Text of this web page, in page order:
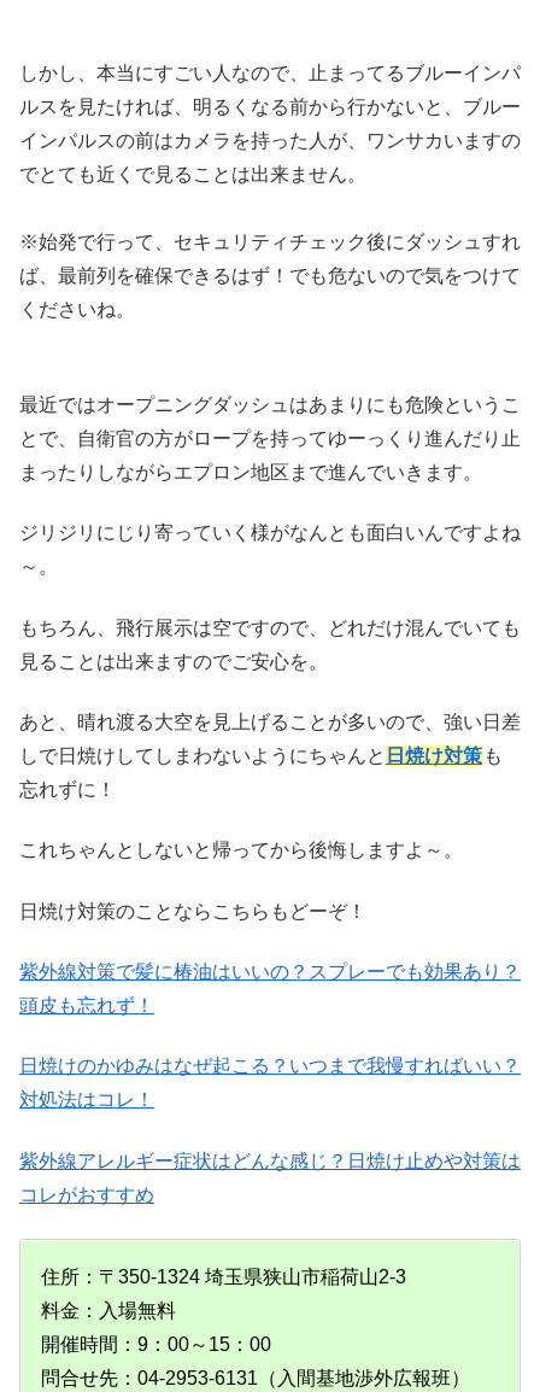
しかし、本当にすごい人なので、止まってるブルーインパ
ルスを見たければ、明るくなる前から行かないと、ブルー
インパルスの前はカメラを持った人が、ワンサカいますの
でとても近くで見ることは出来ません。
※始発で行って、セキュリティチェック後にダッシュすれ
ば、最前列を確保できるはず！でも危ないので気をつけて
くださいね。
最近ではオープニングダッシュはあまりにも危険というこ
とで、自衛官の方がロープを持ってゆーっくり進んだり止
まったりしながらエプロン地区まで進んでいきます。
ジリジリにじり寄っていく様がなんとも面白いんですよね
～。
もちろん、飛行展示は空ですので、どれだけ混んでいても
見ることは出来ますのでご安心を。
あと、晴れ渡る大空を見上げることが多いので、強い日差
しで日焼けしてしまわないようにちゃんと 日焼け対策 も
忘れずに！
これちゃんとしないと帰ってから後悔しますよ～。
日焼け対策のことならこちらもどーぞ！
紫外線対策で髪に椿油はいいの？スプレーでも効果あり？
頭皮も忘れず！
日焼けのかゆみはなぜ起こる？いつまで我慢すればいい？
対処法はコレ！
紫外線アレルギー症状はどんな感じ？日焼け止めや対策は
コレがおすすめ
住所：〒350-1324 埼玉県狭山市稲荷山2-3
料金：入場無料
開催時間：9：00～15：00
問合せ先：04-2953-6131（入間基地渉外広報班）